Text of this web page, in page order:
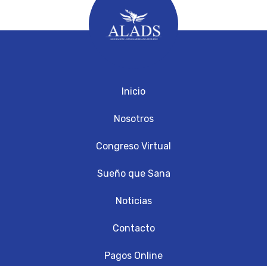
Inicio
Nosotros
Congreso Virtual
Sueño que Sana
Noticias
Contacto
Pagos Online